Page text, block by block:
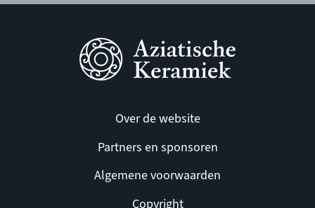
Over de website
Partners en sponsoren
Algemene voorwaarden
Copyright